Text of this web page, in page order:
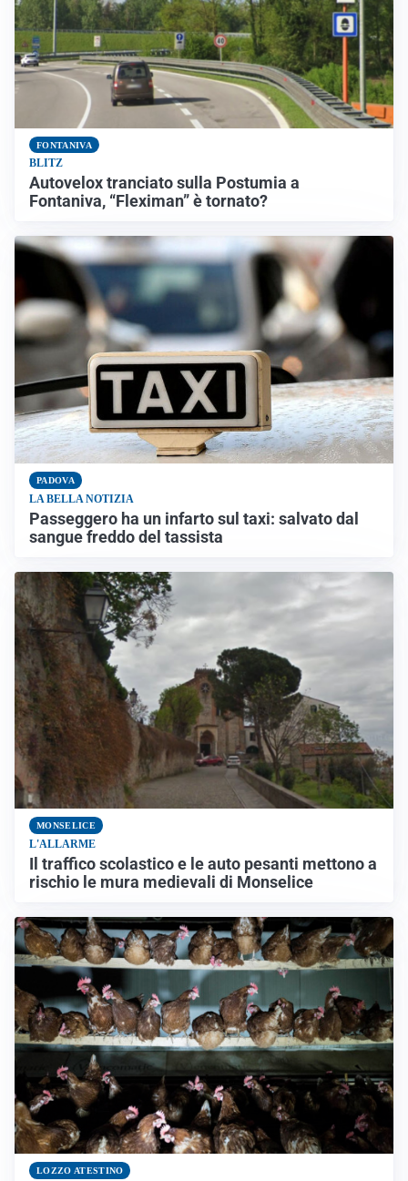
FONTANIVA
BLITZ
Autovelox tranciato sulla Postumia a
Fontaniva, “Fleximan” è tornato?
PADOVA
LA BELLA NOTIZIA
Passeggero ha un infarto sul taxi: salvato dal
sangue freddo del tassista
MONSELICE
L'ALLARME
Il traffico scolastico e le auto pesanti mettono a
rischio le mura medievali di Monselice
LOZZO ATESTINO